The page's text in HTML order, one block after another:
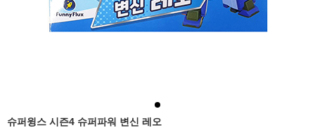
슈퍼윙스 시즌4 슈퍼파워 변신 레오